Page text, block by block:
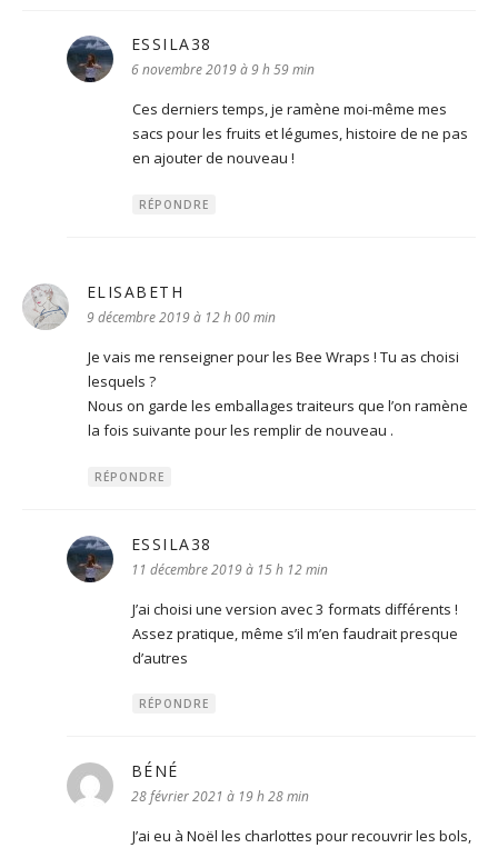
ESSILA38
6 novembre 2019 à 9 h 59 min
Ces derniers temps, je ramène moi-même mes
sacs pour les fruits et légumes, histoire de ne pas
en ajouter de nouveau !
RÉPONDRE
ELISABETH
9 décembre 2019 à 12 h 00 min
Je vais me renseigner pour les Bee Wraps ! Tu as choisi
lesquels ?
Nous on garde les emballages traiteurs que l’on ramène
la fois suivante pour les remplir de nouveau .
RÉPONDRE
ESSILA38
11 décembre 2019 à 15 h 12 min
J’ai choisi une version avec 3 formats différents !
Assez pratique, même s’il m’en faudrait presque
d’autres
RÉPONDRE
BÉNÉ
28 février 2021 à 19 h 28 min
J’ai eu à Noël les charlottes pour recouvrir les bols,